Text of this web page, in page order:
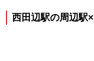
西田辺駅の周辺駅